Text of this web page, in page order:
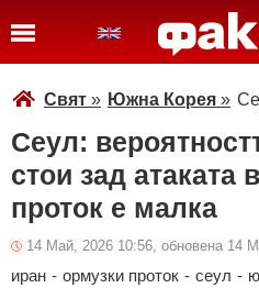
Свят » Южна Корея »
Сеул:
стои зад атаката
проток е малка
14 Май, 2026 10:56, обновена 14
иран - ормузки проток - сеул -